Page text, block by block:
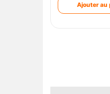
Ajouter au